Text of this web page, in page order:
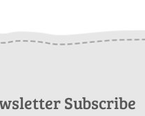
Subscribe